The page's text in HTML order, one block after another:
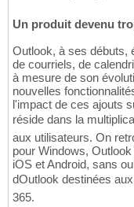
Un produit devenu
Outlook, à ses débuts,
de courriels, de
à mesure de son
nouvelles
l'impact de ces ajouts
réside dans la
aux utilisateurs. On
pour Windows,
iOS et Android, sans
dOutlook destinées
365.